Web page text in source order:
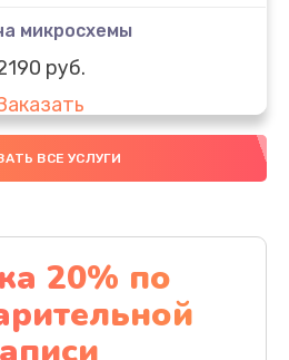
микросхемы
руб.
камеры
динамика
390 руб.
ВСЕ УСЛУГИ
20% по